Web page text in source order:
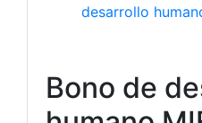
desarrollo
Bono de